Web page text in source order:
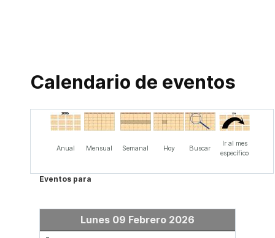
Calendario de eventos
Anual Mensual Semanal Hoy Buscar
Ir al mes
específico
Eventos para
Lunes 09 Febrero 2026